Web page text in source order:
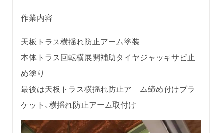
作業内容
天板トラス横揺れ防止アーム塗装
本体トラス回転横展開補助タイヤジャッキサビ止
め塗り
最後は天板トラス横揺れ防止アーム締め付けブラ
ケット、横揺れ防止アーム取付け